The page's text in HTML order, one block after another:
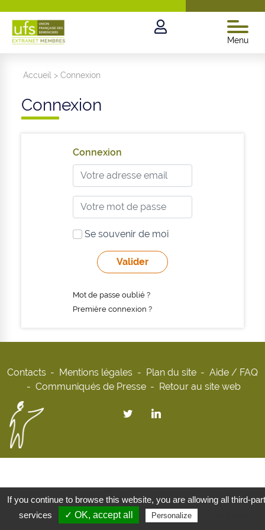
Menu
Accueil >Connexion
Connexion
Connexion
Se souvenir de moi
Mot de passe oublié ?
Première connexion ?
Contacts Mentions légales Plan du site
Aide / FAQ
Communiqués de Presse
Retour au site web
If you continue to browse this website, you are allowing all third-
services
✓ OK, accept all Personalize